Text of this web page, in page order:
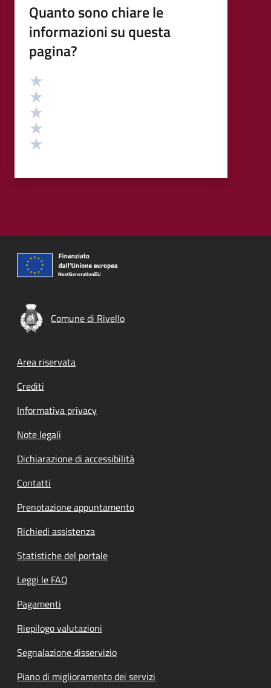
Quanto sono chiare le
informazioni su questa
pagina?
Valutazione
Comune di Rivello
Footer menu
Area riservata
Crediti
Informativa privacy
Note legali
Dichiarazione di accessibilità
Contatti
Prenotazione appuntamento
Richiedi assistenza
Statistiche del portale
Leggi le FAQ
Pagamenti
Riepilogo valutazioni
Segnalazione disservizio
Piano di miglioramento dei servizi